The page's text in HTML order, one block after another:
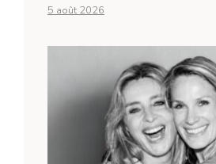
5 août 2026